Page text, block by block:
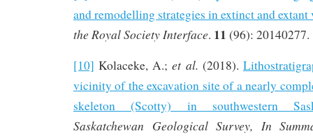
and remodelling strategies in extinct and extant
the Royal Society Interface. 11 (96): 20140277.
[10] Kolaceke, A.;et al. (2018).
vicinity of the excavation site of a nearly
skeleton (Scotty) in southwestern
Saskatchewan Geological Survey, In